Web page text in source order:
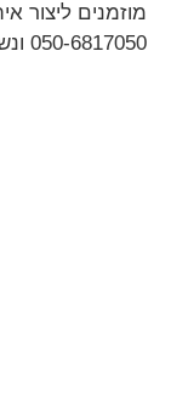
מוזמנים ליצור
050-6817050 ונשמח לתת מענה אדיב ומקצועי.